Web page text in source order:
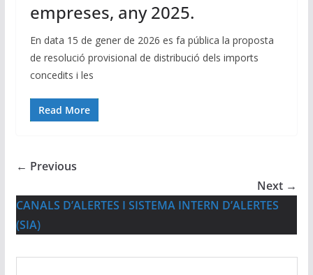
empreses, any 2025.
En data 15 de gener de 2026 es fa pública la proposta
de resolució provisional de distribució dels imports
concedits i les
Read More
← Previous
Next →
CANALS D’ALERTES I SISTEMA INTERN D’ALERTES
(SIA)